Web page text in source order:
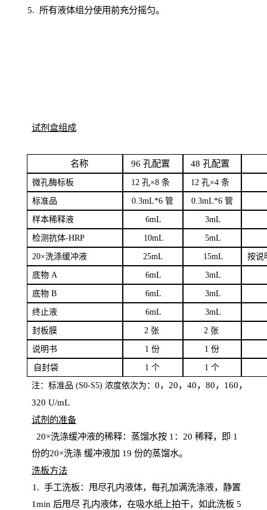
5. 所有液体组分使用前充分摇匀。
试剂盒组成
名称 96 孔配置 48 孔配置
微孔酶标板 12 孔×8 条 12 孔×4 条
标准品 0.3mL*6 管 0.3mL*6 管
样本稀释液 6mL 3mL
检测抗体-HRP 10mL 5mL
20×洗涤缓冲液 25mL 15mL 按说
底物A 6mL 3mL
底物B 6mL 3mL
终止液 6mL 3mL
封板膜 2 张 2 张
说明书 1 份 1 份
自封袋 1 个 1 个
注：标准品 (S0-S5) 浓度依次为： 0，20，40，80，160，
320 U/mL
试剂的准备
20×洗涤缓冲液的稀释：蒸馏水按 1：20 稀释，即 1
份的20×洗涤 缓冲液加 19 份的蒸馏水。
洗板方法
1. 手工洗板：甩尽孔内液体，每孔加满洗涤液，静置
1min 后甩尽 孔内液体，在吸水纸上拍干，如此洗板 5